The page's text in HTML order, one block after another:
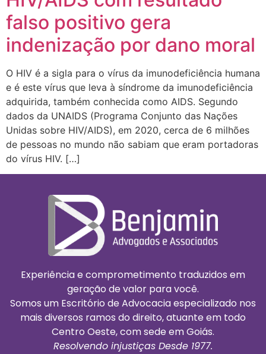
falso positivo gera
indenização por dano moral
O HIV é a sigla para o vírus da imunodeficiência humana
e é este vírus que leva à síndrome da imunodeficiência
adquirida, também conhecida como AIDS. Segundo
dados da UNAIDS (Programa Conjunto das Nações
Unidas sobre HIV/AIDS), em 2020, cerca de 6 milhões
de pessoas no mundo não sabiam que eram portadoras
do vírus HIV. […]
Experiência e comprometimento traduzidos em
geração de valor para você.
Somos um Escritório de Advocacia especializado nos
mais diversos ramos do direito, atuante em todo
Centro Oeste, com sede em Goiás.
Resolvendo injustiças Desde 1977.